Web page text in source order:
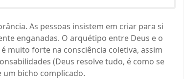
As pessoas insistem em criar para si
enganadas. O arquétipo entre Deus e o
muito forte na consciência coletiva, assim
(Deus resolve tudo, é como se
um bicho complicado.